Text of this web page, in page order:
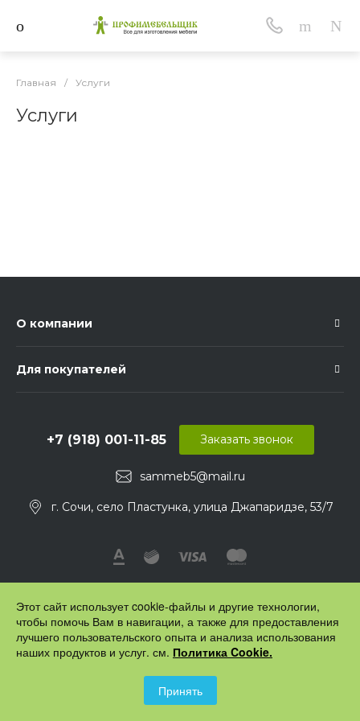
Главная / Услуги
Услуги
О компании
Для покупателей
sammeb5@mail.ru
+7 (918) 001-11-85
г. Сочи, село Пластунка, улица Джапаридзе, 53/7
Заказать звонок
© 2016 "Профимебельщик" - все для изготовления мебели.
Все права защищены
Этот сайт использует cookie-файлы и другие технологии,
чтобы помочь Вам в навигации, а также для предоставления
лучшего пользовательского опыта и анализа использования
наших продуктов и услуг. см. Политика Cookie.
Принять